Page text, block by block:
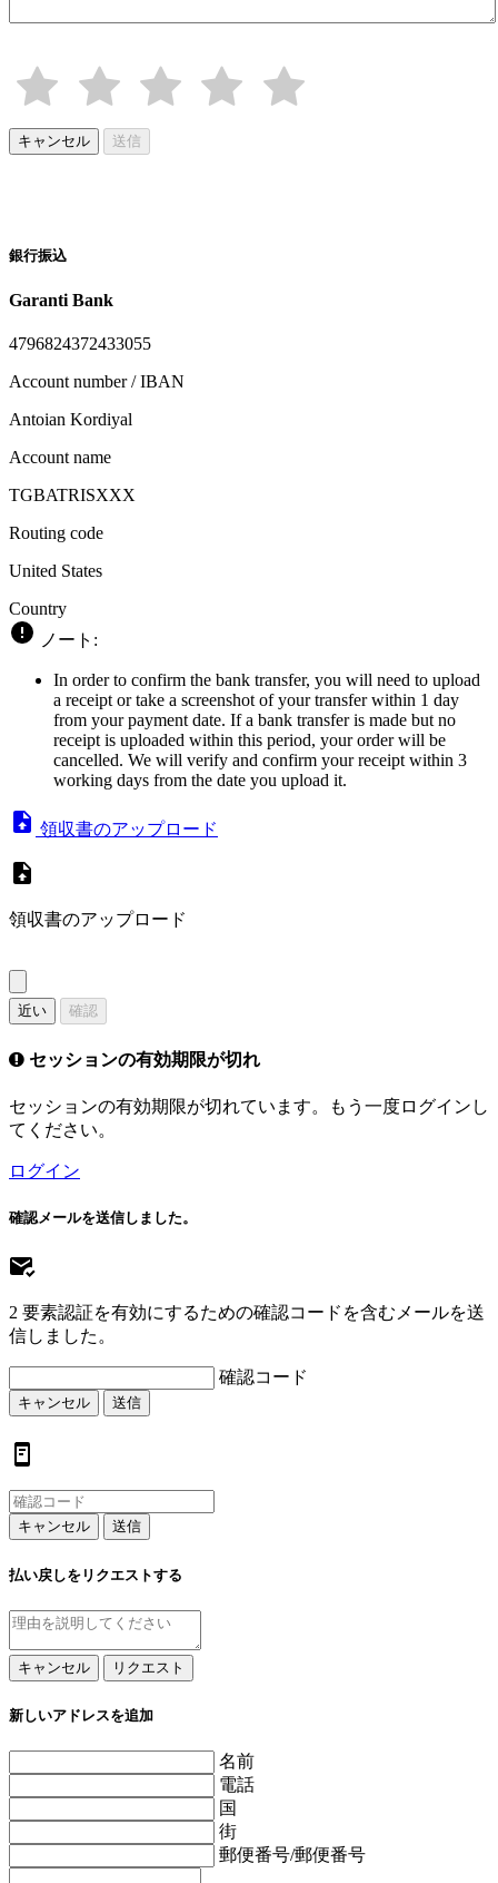
キャンセル 送信
銀行振込
Garanti Bank
4796824372433055
Account number / IBAN
Antoian Kordiyal
Account name
TGBATRISXXX
Routing code
United States
Country
ノート:
In order to confirm the bank transfer, you will need to upload
a receipt or take a screenshot of your transfer within 1 day
from your payment date. If a bank transfer is made but no
receipt is uploaded within this period, your order will be
cancelled. We will verify and confirm your receipt within 3
working days from the date you upload it.
領収書のアップロード
領収書のアップロード
近い 確認
セッションの有効期限が切れ
セッションの有効期限が切れています。もう一度ログインし
てください。
ログイン
確認メールを送信しました。
2 要素認証を有効にするための確認コードを含むメールを送
信しました。
確認コード
キャンセル 送信
キャンセル 送信
払い戻しをリクエストする
キャンセル リクエスト
新しいアドレスを追加
名前
電話
国
街
郵便番号/郵便番号